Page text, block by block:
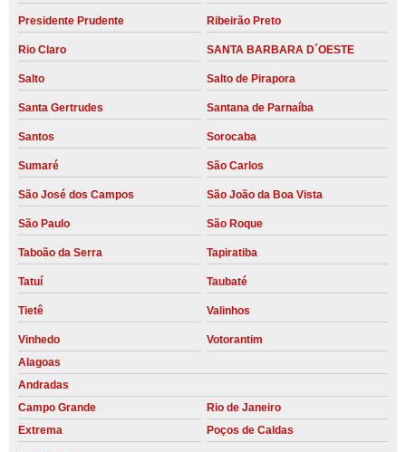
Presidente Prudente Ribeirão Preto
Rio Claro SANTA BARBARA D´OESTE
Salto Salto de Pirapora
Santa Gertrudes Santana de Parnaíba
Santos Sorocaba
Sumaré São Carlos
São José dos Campos São João da Boa Vista
São Paulo São Roque
Taboão da Serra Tapiratiba
Tatuí Taubaté
Tietê Valinhos
Vinhedo
Votorantim
Alagoas
Andradas
Campo Grande
Rio de Janeiro
Extrema
Poços de Caldas